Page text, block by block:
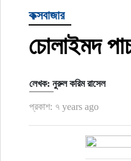
বিনোদন
অন্যান্য
কক্সবাজার
চোলাইমদ
লেখক: নুরুল করিম রাসেল
প্রকাশ: ৭ years ago